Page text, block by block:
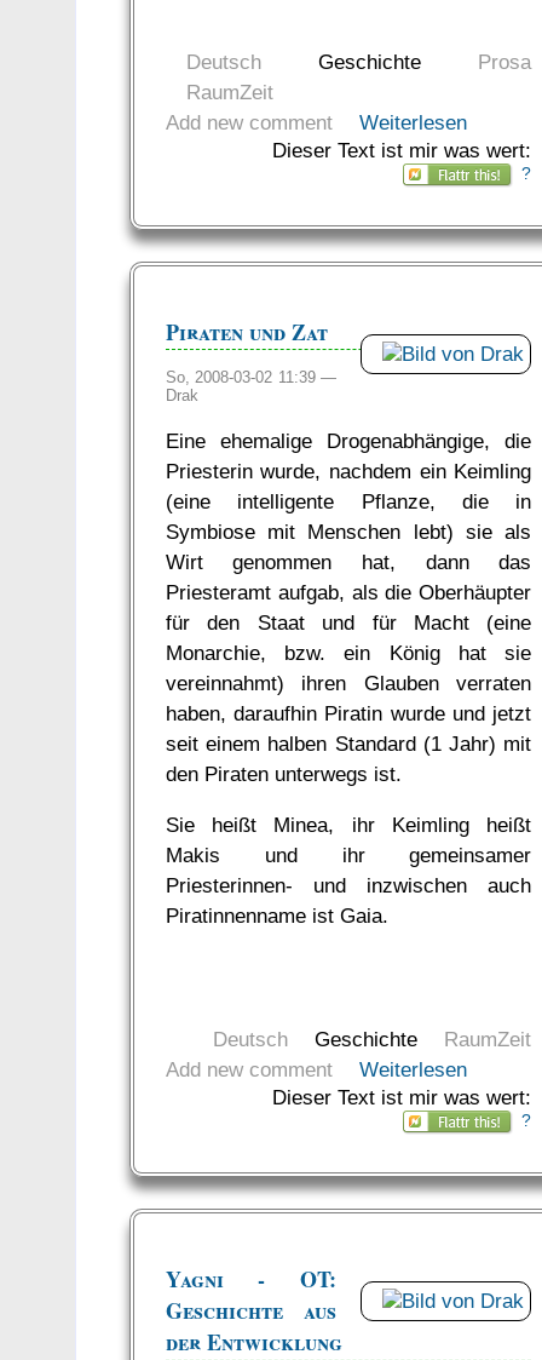
Deutsch Geschichte
Prosa
RaumZeit
Add new comment
Weiterlesen
Dieser Text ist mir was wert:
?
Piraten und Zat
So, 2008-03-02 11:39 —
Drak
Eine ehemalige Drogenabhängige, die
Priesterin wurde, nachdem ein Keimling
(eine intelligente Pflanze, die in
Symbiose mit Menschen lebt) sie als
Wirt genommen hat, dann das
Priesteramt aufgab, als die Oberhäupter
für den Staat und für Macht (eine
Monarchie, bzw. ein König hat sie
vereinnahmt) ihren Glauben verraten
haben, daraufhin Piratin wurde und jetzt
seit einem halben Standard (1 Jahr) mit
den Piraten unterwegs ist.
Sie heißt Minea, ihr Keimling heißt
Makis und ihr gemeinsamer
Priesterinnen- und inzwischen auch
Piratinnenname ist Gaia.
Deutsch Geschichte
RaumZeit
Add new comment
Weiterlesen
Dieser Text ist mir was wert:
?
Yagni - OT:
Geschichte aus
der Entwicklung